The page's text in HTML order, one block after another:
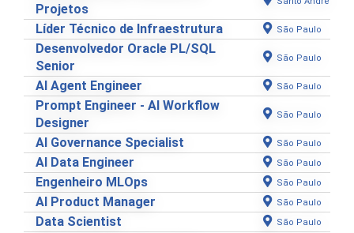
Projetos
Líder Técnico de Infraestrutura São Paulo
Desenvolvedor Oracle PL/SQL
Senior
São Paulo
AI Agent Engineer São Paulo
Prompt Engineer - AI Workflow
Designer
São Paulo
AI Governance Specialist São Paulo
AI Data Engineer São Paulo
Engenheiro MLOps São Paulo
AI Product Manager São Paulo
Data Scientist São Paulo